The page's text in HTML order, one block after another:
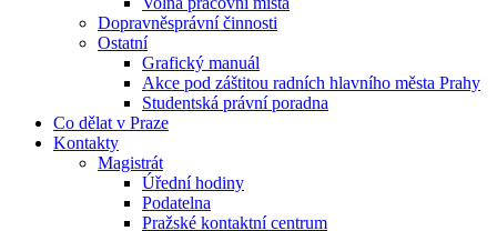
Dopravněsprávní činnosti
Ostatní
Grafický manuál
Akce pod záštitou radních hlavního města Prahy
Studentská právní poradna
Co dělat v Praze
Kontakty
Magistrát
Úřední hodiny
Podatelna
Pražské kontaktní centrum